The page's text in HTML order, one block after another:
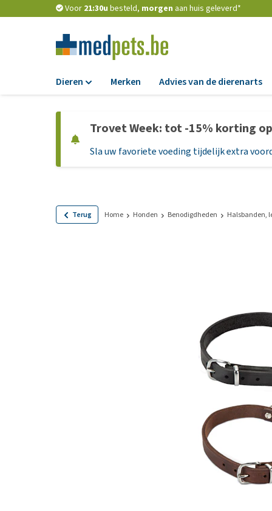
Voor 21:30u besteld, morgen aan huis geleverd*
Dieren
Hondenbrokken
Natvoer
Graanvrij
Vegan hondenvoer
Snacks
Bekijk alles
Merken Advies van de dierenarts
Trovet Week: tot -15% korting
Sla uw favoriete voeding tijdelijk extra
Terug Home Honden Benodigdheden Halsbanden,